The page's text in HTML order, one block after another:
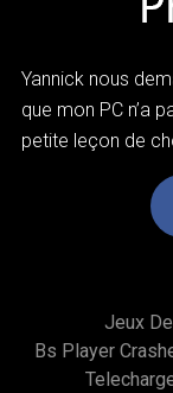
Yannick nous
que mon PC n’a
petite leçon de
Jeux
Bs Player